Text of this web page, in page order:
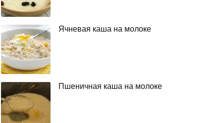
Ячневая каша на молоке
Пшеничная каша на молоке